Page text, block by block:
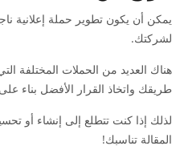
يمكن أن يكون تطوير حملة إعلانية
لشركتك.
هناك العديد من الحملات المختلفة
طريقك واتخاذ القرار الأفضل بناء
لذلك إذا كنت تتطلع إلى إنشاء أو
المقالة تناسبك!